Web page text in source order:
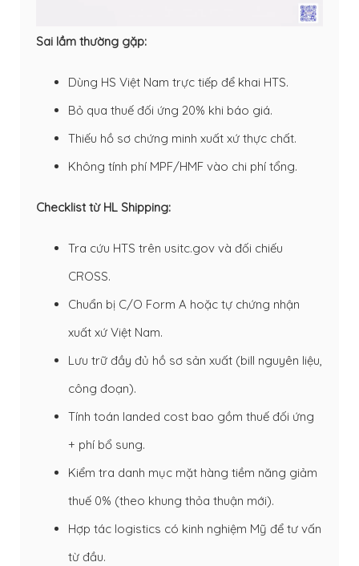
Sai lầm thường gặp:
Dùng HS Việt Nam trực tiếp để khai HTS.
Bỏ qua thuế đối ứng 20% khi báo giá.
Thiếu hồ sơ chứng minh xuất xứ thực chất.
Không tính phí MPF/HMF vào chi phí tổng.
Checklist từ HL Shipping:
Tra cứu HTS trên usitc.gov và đối chiếu
CROSS.
Chuẩn bị C/O Form A hoặc tự chứng nhận
xuất xứ Việt Nam.
Lưu trữ đầy đủ hồ sơ sản xuất (bill nguyên liệu,
công đoạn).
Tính toán landed cost bao gồm thuế đối ứng
+ phí bổ sung.
Kiểm tra danh mục mặt hàng tiềm năng giảm
thuế 0% (theo khung thỏa thuận mới).
Hợp tác logistics có kinh nghiệm Mỹ để tư vấn
từ đầu.